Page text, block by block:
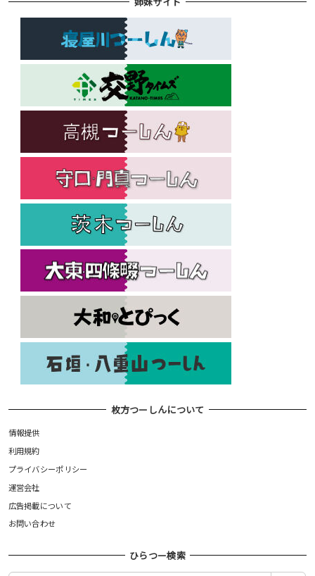
枚方つーしんについて
情報提供
利用規約
プライバシーポリシー
運営会社
広告掲載について
お問い合わせ
ひらつー検索